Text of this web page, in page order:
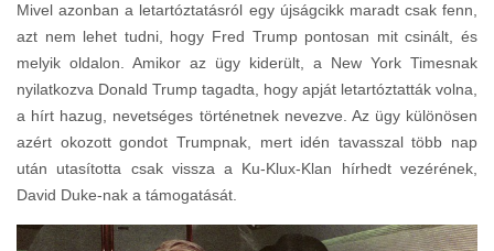
Mivel azonban a letartóztatásról egy újságcikk maradt csak fenn,
azt nem lehet tudni, hogy Fred Trump pontosan mit csinált, és
melyik oldalon. Amikor az ügy kiderült, a New York Timesnak
nyilatkozva Donald Trump tagadta, hogy apját letartóztatták volna,
a hírt hazug, nevetséges történetnek nevezve. Az ügy különösen
azért okozott gondot Trumpnak, mert idén tavasszal több nap
után utasította csak vissza a Ku-Klux-Klan hírhedt vezérének,
David Duke-nak a támogatását.